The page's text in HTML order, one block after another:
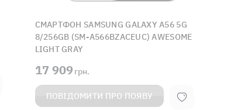
СМАРТФОН SAMSUNG GALAXY A56 5G
8/256GB (SM-A566BZACEUC) AWESOME
LIGHT GRAY
17 909 грн.
ПОВІДОМИТИ ПРО ПОЯВУ